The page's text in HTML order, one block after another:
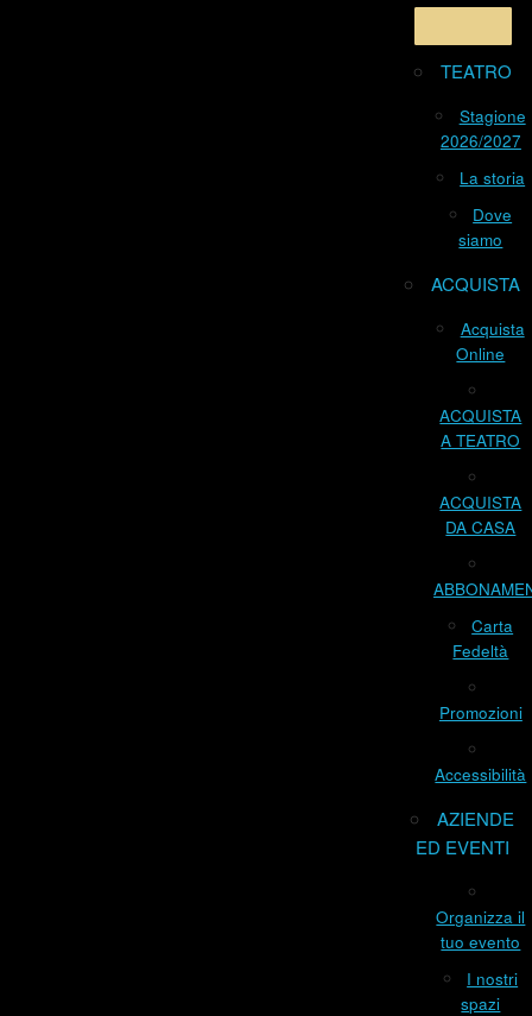
TEATRO
Stagione
2026/2027
La storia
Dove
siamo
ACQUISTA
Acquista
Online
ACQUISTA
A TEATRO
ACQUISTA
DA CASA
Carta
Fedeltà
Promozioni
Accessibilità
AZIENDE
ED EVENTI
Organizza il
tuo evento
I nostri
spazi